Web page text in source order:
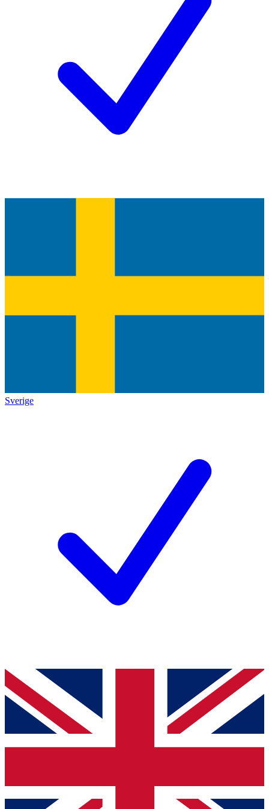
Sverige